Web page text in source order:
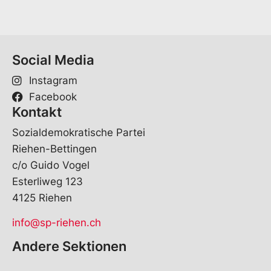
Social Media
Instagram
Facebook
Kontakt
Sozialdemokratische Partei
Riehen-Bettingen
c/o Guido Vogel
Esterliweg 123
4125 Riehen
info@sp-riehen.ch
Andere Sektionen